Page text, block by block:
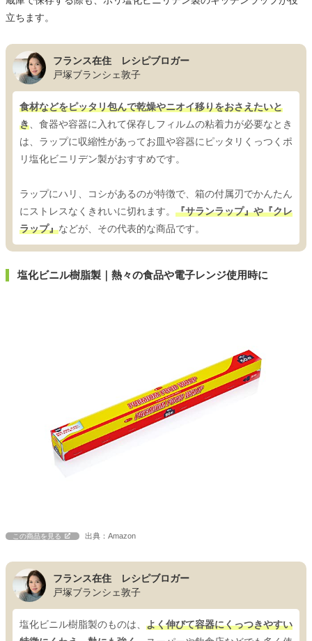
立ちます。
フランス在住 レシピブロガー
戸塚ブランシェ敦子
食材などをピッタリ包んで乾燥やニオイ移りをおさえたいと
き 、食器や容器に入れて保存しフィルムの粘着力が必要なとき
は、ラップに収縮性があってお皿や容器にピッタリくっつくポ
リ塩化ビニリデン製がおすすめです。
ラップにハリ、コシがあるのが特徴で、箱の付属刃でかんたん
にストレスなくきれいに切れます。 『サランラップ』や『クレ
ラップ』などが、その代表的な商品です。
塩化ビニル樹脂製｜熱々の食品や電子レンジ使用時に
この商品を見る 出典：Amazon
フランス在住 レシピブロガー
戸塚ブランシェ敦子
塩化ビニル樹脂製のものは、 よく伸びて容器にくっつきやすい